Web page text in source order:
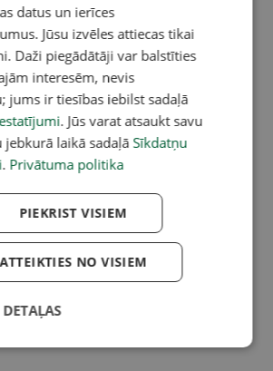
datus un ierīces
Jūsu izvēles attiecas tikai
Daži piegādātāji var balstīties
interesēm, nevis
jums ir tiesības iebilst sadaļā
. Jūs varat atsaukt savu
jebkurā laikā sadaļā Sīkdatņu
. Privātuma politika
PIEKRIST VISIEM
ATTEIKTIES NO VISIEM